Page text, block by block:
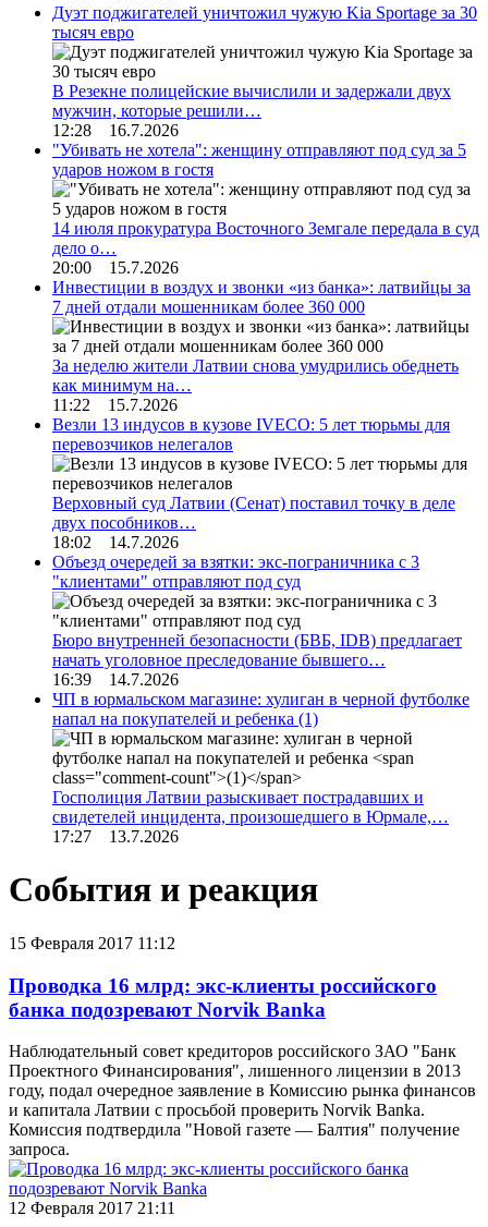
Дуэт поджигателей уничтожил чужую Kia Sportage за 30
тысяч евро
В Резекне полицейские вычислили и задержали двух
мужчин, которые решили…
12:28 16.7.2026
"Убивать не хотела": женщину отправляют под суд за 5
ударов ножом в гостя
14 июля прокуратура Восточного Земгале передала в суд
дело о…
20:00 15.7.2026
Инвестиции в воздух и звонки «из банка»: латвийцы за
7 дней отдали мошенникам более 360 000
За неделю жители Латвии снова умудрились обеднеть
как минимум на…
11:22 15.7.2026
Везли 13 индусов в кузове IVECO: 5 лет тюрьмы для
перевозчиков нелегалов
Верховный суд Латвии (Сенат) поставил точку в деле
двух пособников…
18:02 14.7.2026
Объезд очередей за взятки: экс-пограничника с 3
"клиентами" отправляют под суд
Бюро внутренней безопасности (БВБ, IDB) предлагает
начать уголовное преследование бывшего…
16:39 14.7.2026
ЧП в юрмальском магазине: хулиган в черной футболке
напал на покупателей и ребенка (1)
Госполиция Латвии разыскивает пострадавших и
свидетелей инцидента, произошедшего в Юрмале,…
17:27 13.7.2026
События и реакция
15 Февраля 2017 11:12
Проводка 16 млрд: экс-клиенты российского
банка подозревают Norvik Banka
Наблюдательный совет кредиторов российского ЗАО "Банк
Проектного Финансирования", лишенного лицензии в 2013
году, подал очередное заявление в Комиссию рынка финансов
и капитала Латвии с просьбой проверить Norvik Banka.
Комиссия подтвердила "Новой газете — Балтия" получение
запроса.
12 Февраля 2017 21:11